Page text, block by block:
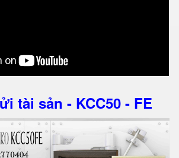
tài sản - KCC50 - FE